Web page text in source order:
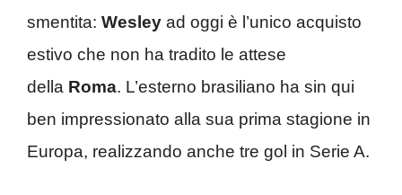
smentita: Wesley ad oggi è l’unico acquisto
estivo che non ha tradito le attese
della Roma. L’esterno brasiliano ha sin qui
ben impressionato alla sua prima stagione in
Europa, realizzando anche tre gol in Serie A.